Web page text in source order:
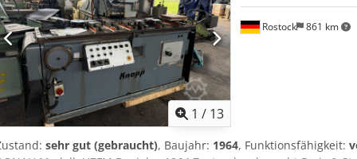
1 / 13
Rostock 861 km
sehr gut (gebraucht), Baujahr: 1964, Funktionsfähigkeit: